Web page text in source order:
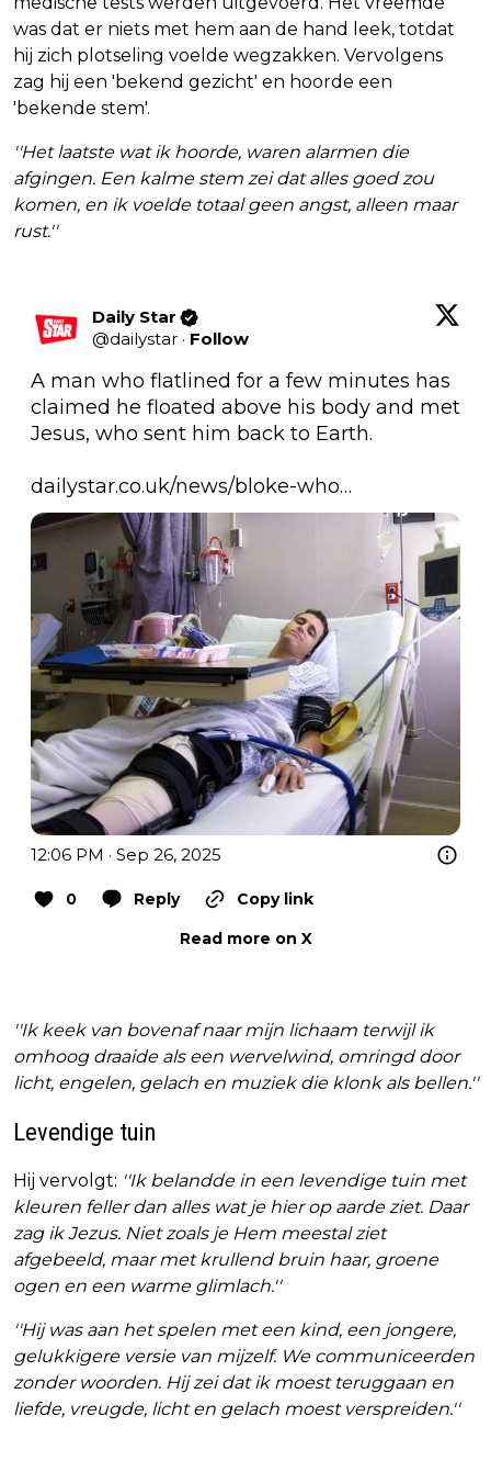
was dat er niets met hem aan de hand leek, totdat
hij zich plotseling voelde wegzakken. Vervolgens
zag hij een 'bekend gezicht' en hoorde een
'bekende stem'.
''Het laatste wat ik hoorde, waren alarmen die
afgingen. Een kalme stem zei dat alles goed zou
komen, en ik voelde totaal geen angst, alleen maar
rust.''
Daily Star
@dailystar · Follow
A man who flatlined for a few minutes has
claimed he floated above his body and met
Jesus, who sent him back to Earth.
dailystar.co.uk/news/bloke-who…
12:06 PM · Sep 26, 2025
0 Reply
Copy link
Read more on X
''Ik keek van bovenaf naar mijn lichaam terwijl ik
omhoog draaide als een wervelwind, omringd door
licht, engelen, gelach en muziek die klonk als bellen.''
Levendige tuin
Hij vervolgt: ''Ik belandde in een levendige tuin met
kleuren feller dan alles wat je hier op aarde ziet. Daar
zag ik Jezus. Niet zoals je Hem meestal ziet
afgebeeld, maar met krullend bruin haar, groene
ogen en een warme glimlach.''
''Hij was aan het spelen met een kind, een jongere,
gelukkigere versie van mijzelf. We communiceerden
zonder woorden. Hij zei dat ik moest teruggaan en
liefde, vreugde, licht en gelach moest verspreiden.''